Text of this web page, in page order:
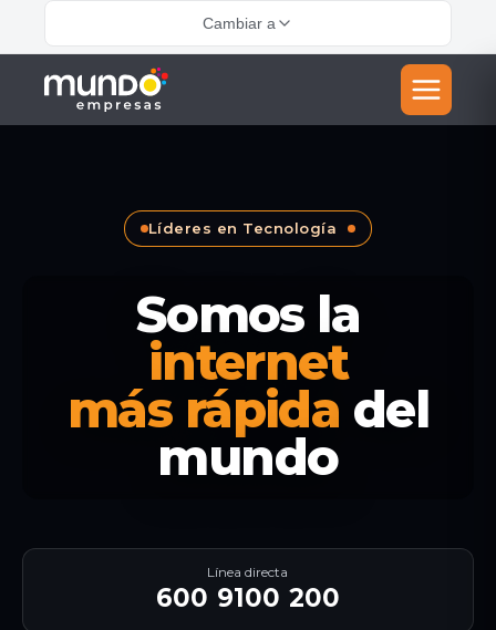
Cambiar a
Líderes en Tecnología
Somos la
internet
más rápida del
mundo
Línea directa
600 9100 200